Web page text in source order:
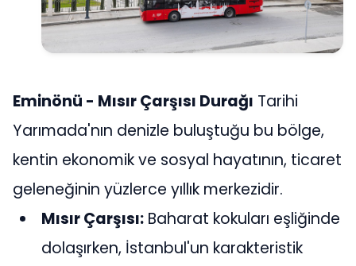
Eminönü - Mısır Çarşısı Durağı Tarihi
Yarımada'nın denizle buluştuğu bu bölge,
kentin ekonomik ve sosyal hayatının, ticaret
geleneğinin yüzlerce yıllık merkezidir.
Mısır Çarşısı: Baharat kokuları eşliğinde
dolaşırken, İstanbul'un karakteristik